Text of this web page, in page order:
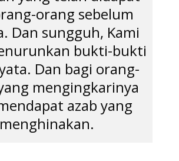
orang sebelum
Dan sungguh, Kami
bukti-bukti
Dan bagi orang-
mengingkarinya
azab yang
menghinakan.